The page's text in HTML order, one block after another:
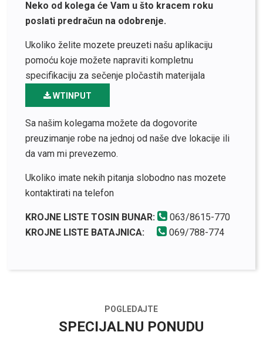
Neko od kolega će Vam u što kracem roku
poslati predračun na odobrenje.
Ukoliko želite mozete preuzeti našu aplikaciju
pomoću koje možete napraviti kompletnu
specifikaciju za sečenje pločastih materijala
WTINPUT
Sa našim kolegama možete da dogovorite
preuzimanje robe na jednoj od naše dve lokacije ili
da vam mi prevezemo.
Ukoliko imate nekih pitanja slobodno nas mozete
kontaktirati na telefon
KROJNE LISTE TOSIN BUNAR:
063/8615-770
KROJNE LISTE BATAJNICA:
069/788-774
POGLEDAJTE
SPECIJALNU PONUDU